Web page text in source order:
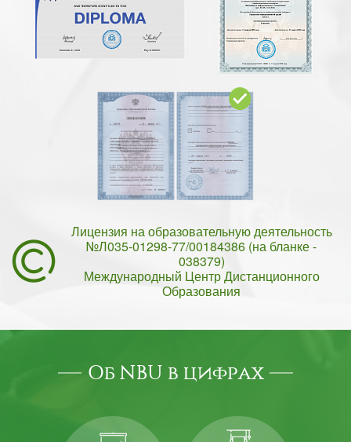
Лицензия на образовательную деятельность
№Л035-01298-77/00184386 (на бланке -
038379)
Международный Центр Дистанционного
Образования
Об NBU в цифрах